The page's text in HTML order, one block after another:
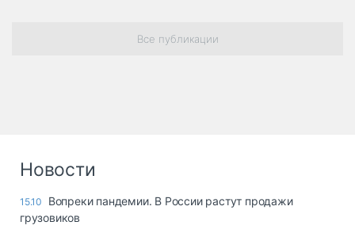
Все публикации
Новости
15.10
Вопреки пандемии. В России растут продажи
грузовиков